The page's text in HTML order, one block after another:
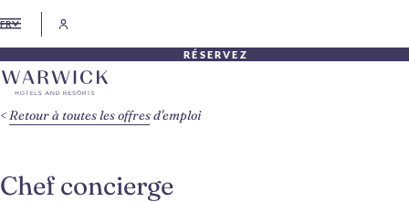
FR
RÉSERVEZ
Retour à toutes les offres d'emploi
Chef concierge